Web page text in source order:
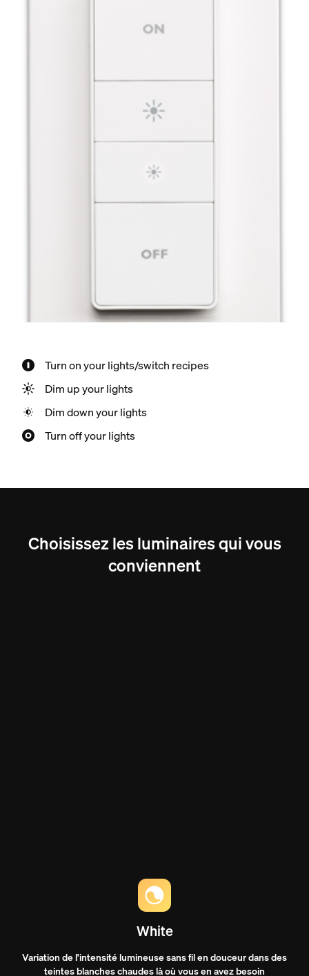
Turn on your lights/switch recipes
Dim up your lights
Dim down your lights
Turn off your lights
Choisissez les luminaires qui vous
conviennent
White
Variation de l'intensité lumineuse sans fil en douceur dans des
teintes blanches chaudes là où vous en avez besoin